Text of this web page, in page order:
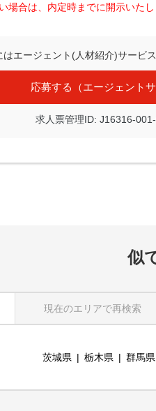
場合は、内定時までに開示いたし
はエージェント(人材紹介)サービ
応募する（エージェントサ
求人票管理ID: J16316-
似
現在のエリアで再検索
茨城県 栃木県 群馬県